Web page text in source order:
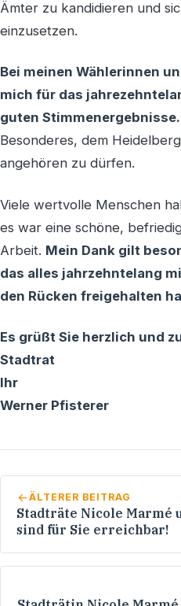
Ämter zu kandidieren und
einzusetzen.
Bei meinen Wählerinnen
mich für das
guten Stimmenergebnisse.
Besonderes, dem
angehören zu dürfen.
Viele wertvolle Menschen
es war eine schöne,
Arbeit. Mein Dank gilt
das alles jahrzehntelang
den Rücken freigehalten
Es grüßt Sie herzlich und
Stadtrat
Ihr
Werner Pfisterer
ÄLTERER BEITRAG
Stadträte Nicole Marmé
sind für Sie erreichbar!